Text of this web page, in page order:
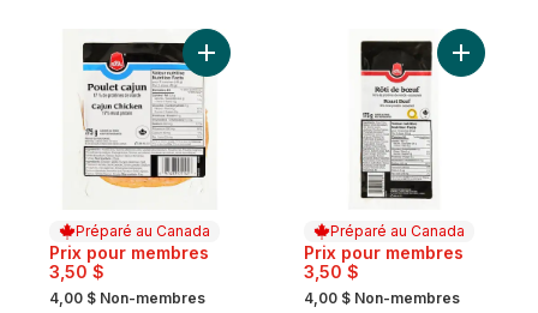
Préparé au Canada
Prix pour membres
3,50 $
, formerly:
4,00 $ Non-membres
Ajouter Poulet cajun en tranches au
Préparé au Canada
Prix pour membres
3,50 $
, formerly:
4,00 $ Non-membres
Ajouter